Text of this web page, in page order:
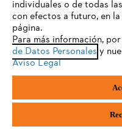
Nuestra empresa
Preguntas frecuentes
firefox
safari
individuales o de todas
con efectos a futuro, en
página.
Para más información,
de Datos Personales y
Aviso Legal